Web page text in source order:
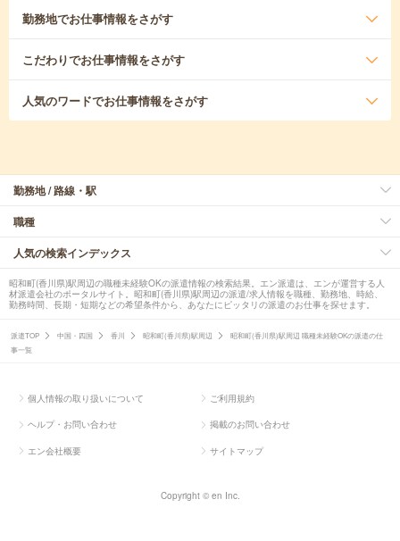
勤務地でお仕事情報をさがす
こだわりでお仕事情報をさがす
人気のワードでお仕事情報をさがす
勤務地 / 路線・駅
職種
人気の検索インデックス
昭和町(香川県)駅周辺の職種未経験OKの派遣情報の検索結果。エン派遣は、エンが運営する人
材派遣会社のポータルサイト。昭和町(香川県)駅周辺の派遣/求人情報を職種、勤務地、時給、
勤務時間、長期・短期などの希望条件から、あなたにピッタリの派遣のお仕事を探せます。
派遣TOP 中国・四国 香川 昭和町(香川県)駅周辺
昭和町(香川県)駅周辺 職種未経験OKの派遣の仕
事一覧
個人情報の取り扱いについて ご利用規約
ヘルプ・お問い合わせ 掲載のお問い合わせ
エン会社概要 サイトマップ
Copyright © en Inc.